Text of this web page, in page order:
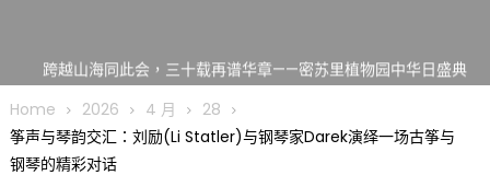
跨越山海同此会，三十载再谱华章——密苏里植物园中华日盛典
圆满举行
圣路易龙舟俱乐部5月16日龙舟体验日 邀请各界亲身体验划行乐
趣 + 水上竞速魅力
三十二载跨越时空的相逢
Home 2026 4 月
28
筝声与琴韵交汇：刘励(Li Statler)与钢琴家Darek演绎一场古筝与
钢琴的精彩对话